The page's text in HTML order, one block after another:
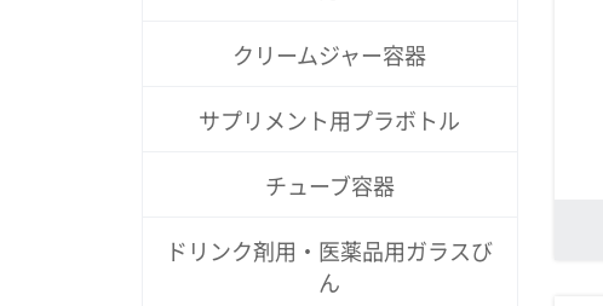
クリームジャー容器
サプリメント用プラボトル
チューブ容器
ドリンク剤用・医薬品用ガラスび
ん